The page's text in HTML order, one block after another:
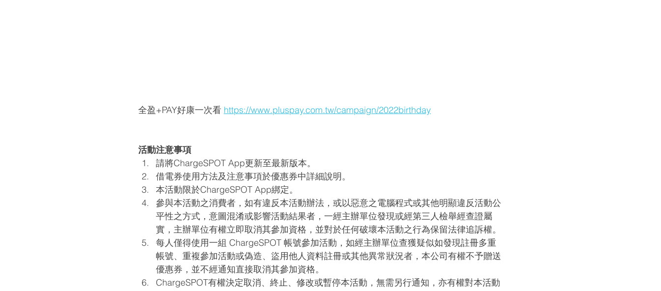
全盈+PAY好康一次看 https://www.pluspay.com.tw/campaign/2022birthday
活動注意事項
請將ChargeSPOT App更新至最新版本。
借電券使用方法及注意事項於優惠券中詳細說明。
本活動限於ChargeSPOT App綁定。
參與本活動之消費者，如有違反本活動辦法，或以惡意之電腦程式或其他明顯違反活動公
平性之方式，意圖混淆或影響活動結果者，一經主辦單位發現或經第三人檢舉經查證屬
實，主辦單位有權立即取消其參加資格，並對於任何破壞本活動之行為保留法律追訴權。
每人僅得使用一組 ChargeSPOT 帳號參加活動，如經主辦單位查獲疑似如發現註冊多重
帳號、重複參加活動或偽造、盜用他人資料註冊或其他異常狀況者，本公司有權不予贈送
優惠券，並不經通知直接取消其參加資格。
ChargeSPOT有權決定取消、終止、修改或暫停本活動，無需另行通知，亦有權對本活動